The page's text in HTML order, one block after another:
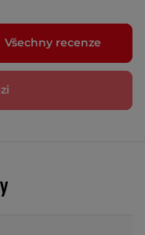
Všechny recenze